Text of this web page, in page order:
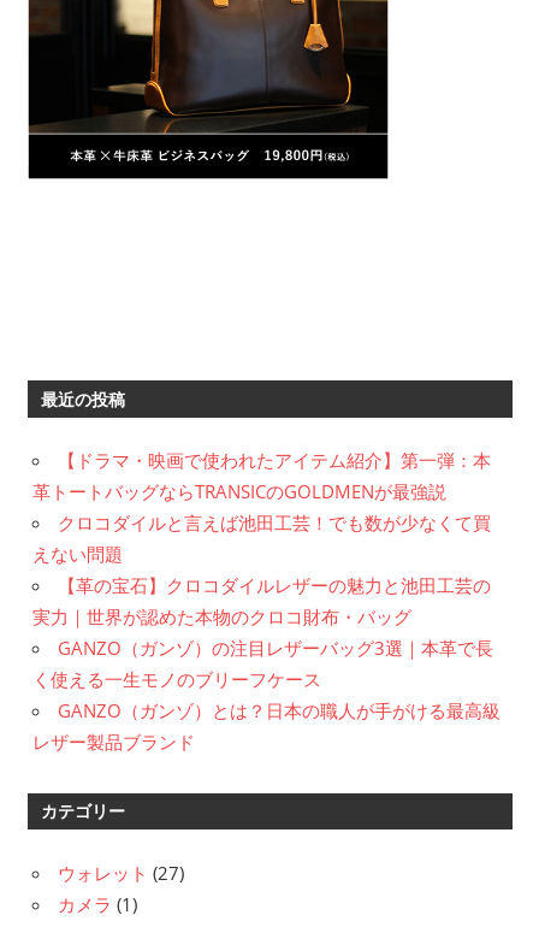
最近の投稿
【ドラマ・映画で使われたアイテム紹介】第一弾：本
革トートバッグならTRANSICのGOLDMENが最強説
クロコダイルと言えば池田工芸！でも数が少なくて買
えない問題
【革の宝石】クロコダイルレザーの魅力と池田工芸の
実力｜世界が認めた本物のクロコ財布・バッグ
GANZO（ガンゾ）の注目レザーバッグ3選｜本革で長
く使える一生モノのブリーフケース
GANZO（ガンゾ）とは？日本の職人が手がける最高級
レザー製品ブランド
カテゴリー
ウォレット (27)
カメラ (1)